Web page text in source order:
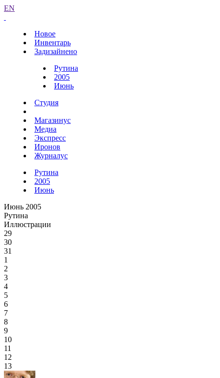
EN
Новое
Инвентарь
Задизайнено
Рутина
2005
Июнь
Студия
Магазинус
Медиа
Экспресс
Иронов
Журналус
Рутина
2005
Июнь
Июнь 2005
Рутина
Иллюстрации
29
30
31
1
2
3
4
5
6
7
8
9
10
11
12
13